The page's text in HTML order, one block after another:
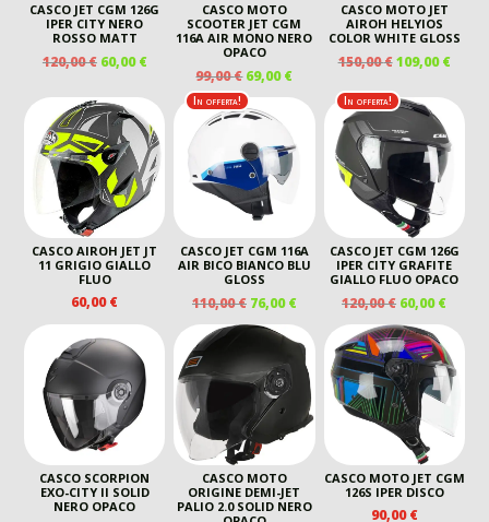
CASCO JET CGM 126G
IPER CITY NERO
ROSSO MATT
120,00€ IL
ORIGINALE
ERA:
120,00 €.
60,00€IL
PREZZO
ATTUALE
È:
60,00 €.
CASCO MOTO
SCOOTER JET CGM
116A AIR MONO NERO
OPACO
99,00€ IL
PREZZO
ORIGINALE
99,00 €.
69,00€IL
PREZZO
ATTUALE
69,00 €.
CASCO MOTO JET
AIROH HELYIOS
COLOR WHITE GLOSS
150,00€ IL
ORIGINALE
ERA:
150,00 €.
109,00€IL
CASCO AIROH JET JT
11 GRIGIO GIALLO
FLUO
60,00€
In offerta!
CASCO JET CGM 116A
AIR BICO BIANCO BLU
GLOSS
110,00€ IL
PREZZO
ORIGINALE
ERA:
110,00 €.
76,00€IL
PREZZO
ATTUALE
76,00 €.
In offerta!
CASCO JET CGM 126G
IPER CITY GRAFITE
GIALLO FLUO OPACO
120,00€ IL
PREZZO
ORIGINALE
ERA:
120,00 €.
60,00€IL
È:
60,00
CASCO SCORPION
EXO-CITY II SOLID
NERO OPACO
CASCO MOTO
ORIGINE DEMI-JET
PALIO 2.0 SOLID NERO
CASCO MOTO JET CGM
126S IPER DISCO
90,00€